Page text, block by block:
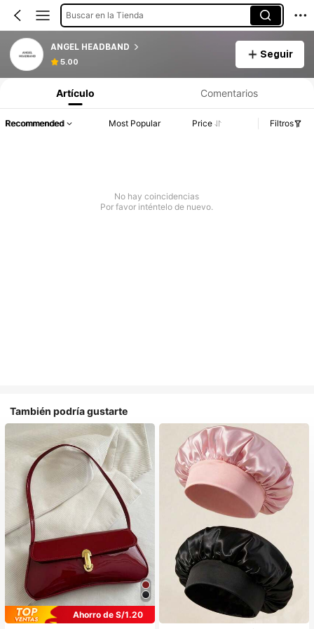
Buscar en la Tienda
ANGEL HEADBAND
5.00
Seguir
Artículo Comentarios
Recommended Most Popular Price Filtros
No hay coincidencias
Por favor inténtelo de nuevo.
También podría gustarte
Ahorro de S/1.20